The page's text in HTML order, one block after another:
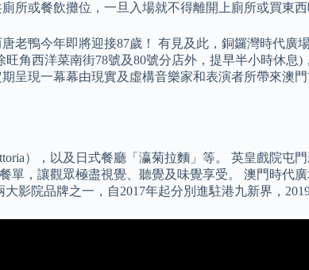
所或餐飲攤位，一旦入場就不得離開上廁所或買東西
老鴨今年即將迎接87歲！ 有見及此，銅鑼灣時代
角西洋菜南街78號及80號分店外，提早半小時休
呈現一幕幕由現實及虛構音樂家和表演者所帶來澳
），以及日式餐廳「瀛菊拉麵」等。 英皇戲院屯
單，讓觀眾極盡視覺、聽覺及味覺享受。 澳門時代
影院品牌之一，自2017年起分別進駐港九新界，